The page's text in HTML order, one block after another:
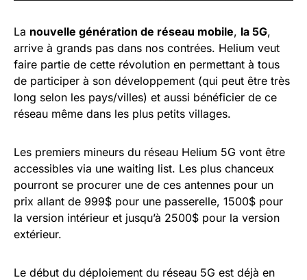
La nouvelle génération de réseau mobile, la 5G,
arrive à grands pas dans nos contrées. Helium veut
faire partie de cette révolution en permettant à tous
de participer à son développement (qui peut être très
long selon les pays/villes) et aussi bénéficier de ce
réseau même dans les plus petits villages.
Les premiers mineurs du réseau Helium 5G vont être
accessibles via une waiting list. Les plus chanceux
pourront se procurer une de ces antennes pour un
prix allant de 999$ pour une passerelle, 1500$ pour
la version intérieur et jusqu’à 2500$ pour la version
extérieur.
Le début du déploiement du réseau 5G est déjà en